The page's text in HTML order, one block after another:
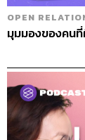
OPEN
มุมมองของคน